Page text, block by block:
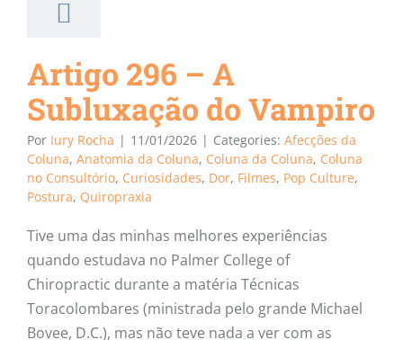
Artigo 296 – A
Subluxação do Vampiro
Por Iury Rocha | 11/01/2026 | Categories: Afecções da
Coluna, Anatomia da Coluna, Coluna da Coluna, Coluna
no Consultório, Curiosidades, Dor, Filmes, Pop Culture,
Postura, Quiropraxia
Tive uma das minhas melhores experiências
quando estudava no Palmer College of
Chiropractic durante a matéria Técnicas
Toracolombares (ministrada pelo grande Michael
Bovee, D.C.), mas não teve nada a ver com as